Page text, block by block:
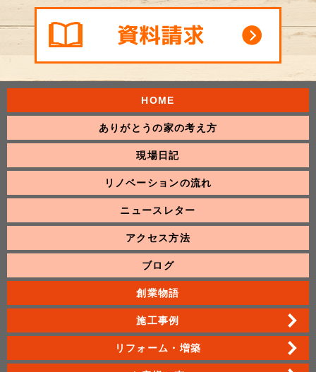
HOME
ありがとうの家の考え方
現場日記
リノベーションの流れ
ニュースレター
アクセス方法
ブログ
創業物語
施工事例
リフォーム・増築